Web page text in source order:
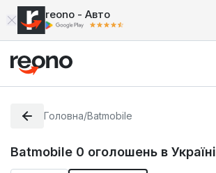
reono - Авто
Головна/Batmobile
Batmobile 0 оголошень в Україні